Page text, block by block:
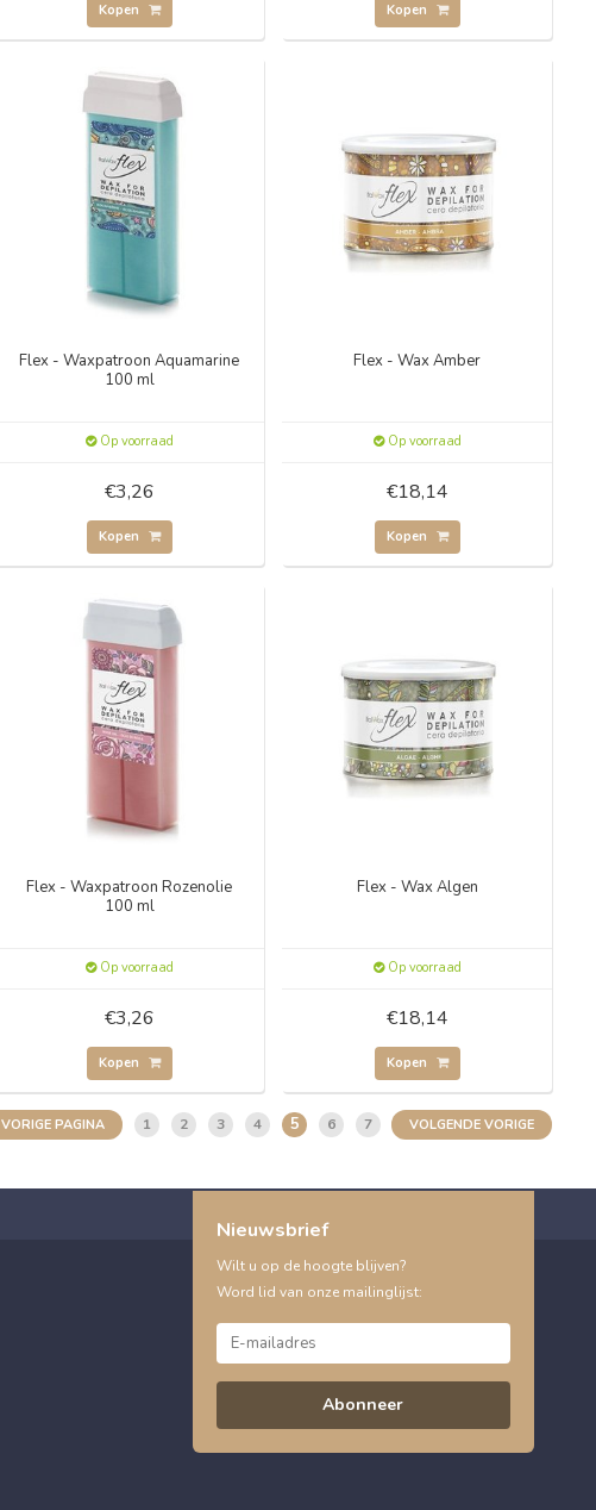
Kopen Kopen
Flex - Waxpatroon Aquamarine
100 ml
Op voorraad
€3,26
Kopen
Flex - Wax Amber
Op voorraad
€18,14
Kopen
Flex - Waxpatroon Rozenolie
100 ml
Op voorraad
€3,26
Kopen
Flex - Wax Algen
Op voorraad
€18,14
Kopen
VORIGE PAGINA 1 2 3 4 5 6 7 VOLGENDE VORIGE
Nieuwsbrief
Wilt u op de hoogte blijven?
Word lid van onze mailinglijst:
Abonneer